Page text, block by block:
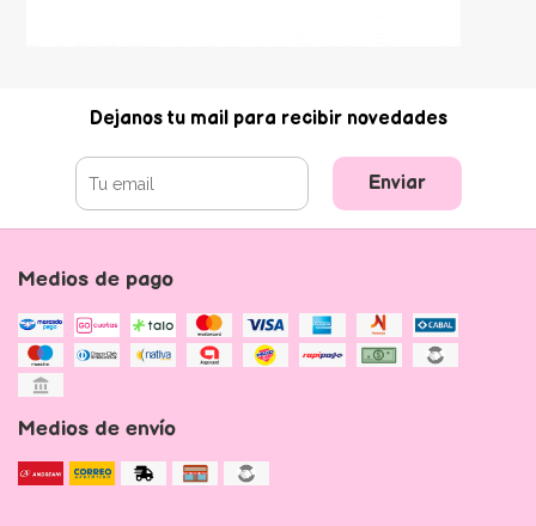
Dejanos tu mail para recibir novedades
Enviar
Medios de pago
Medios de envío